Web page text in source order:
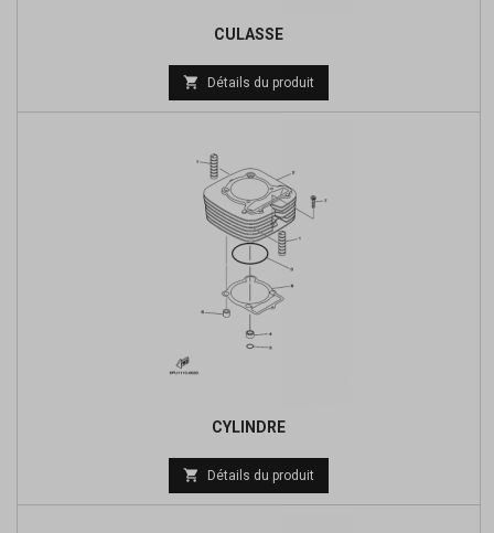
CULASSE
Prix
de
 Détails du produit
CYLINDRE
 Détails du produit